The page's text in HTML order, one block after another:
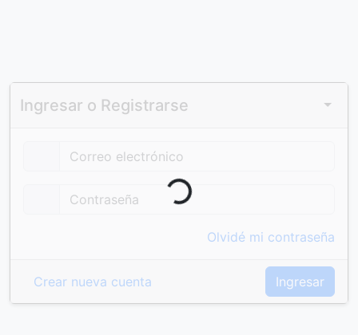
Ingresar o Registrarse
Olvidé mi contraseña
Crear nueva cuenta Ingresar